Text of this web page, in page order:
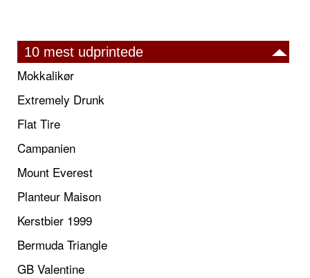
10 mest udprintede
Mokkalikør
Extremely Drunk
Flat Tire
Campanien
Mount Everest
Planteur Maison
Kerstbier 1999
Bermuda Triangle
GB Valentine